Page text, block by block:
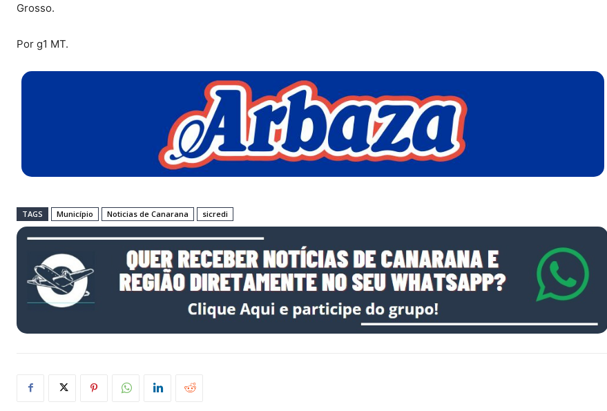
Grosso.
Por g1 MT.
TAGS Município Noticias de Canarana sicredi